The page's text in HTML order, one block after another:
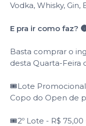
Vodka, Whisky,
E pra ir como faz?
Basta comprar o
desta Quarta-Feira
🎟Lote Promocional
Copo do Open de
🎟2º Lote - R$ 75,00